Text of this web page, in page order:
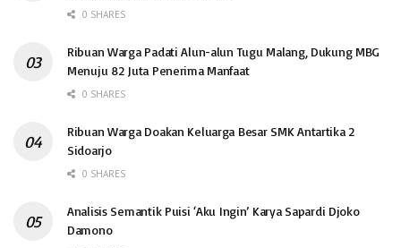
0 SHARES
Ribuan Warga Padati Alun-alun Tugu Malang, Dukung MBG
Menuju 82 Juta Penerima Manfaat
0 SHARES
Ribuan Warga Doakan Keluarga Besar SMK Antartika 2
Sidoarjo
0 SHARES
Analisis Semantik Puisi ‘Aku Ingin’ Karya Sapardi Djoko
Damono